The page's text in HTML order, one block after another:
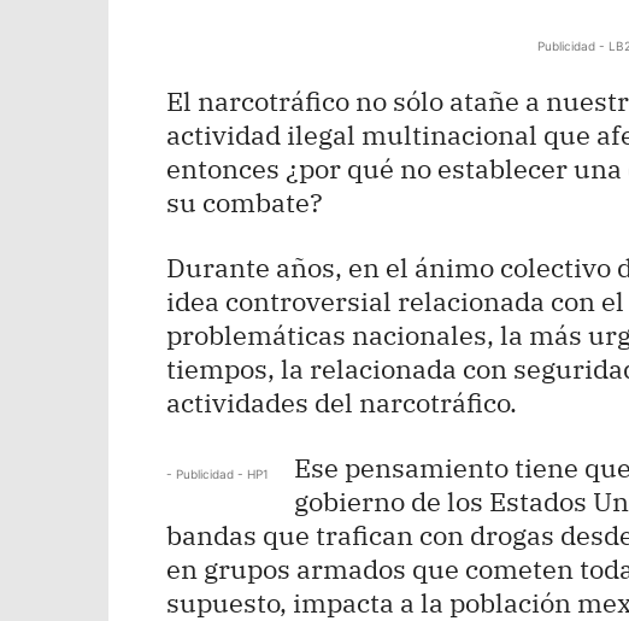
Publicidad -
El narcotráfico no sólo atañe a
actividad ilegal multinacional que
entonces ¿por qué no establecer
su combate?
Durante años, en el ánimo colectivo
idea controversial relacionada con
problemáticas nacionales, la más
tiempos, la relacionada con
actividades del narcotráfico.
- Publicidad - HP1
Ese pensamiento tiene
gobierno de los Estados
bandas que trafican con drogas
en grupos armados que cometen
supuesto, impacta a la población